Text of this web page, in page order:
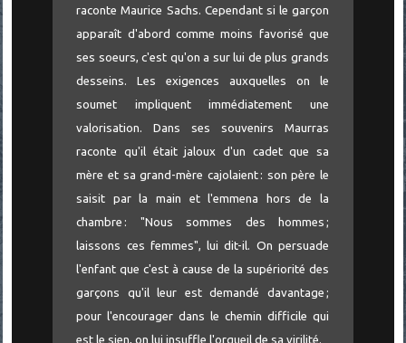
raconte Maurice Sachs. Cependant si le garçon
apparaît d'abord comme moins favorisé que
ses soeurs, c'est qu'on a sur lui de plus grands
desseins. Les exigences auxquelles on le
soumet impliquent immédiatement une
valorisation. Dans ses souvenirs Maurras
raconte qu'il était jaloux d'un cadet que sa
mère et sa grand-mère cajolaient : son père le
saisit par la main et l'emmena hors de la
chambre : "Nous sommes des hommes ;
laissons ces femmes", lui dit-il. On persuade
l'enfant que c'est à cause de la supériorité des
garçons qu'il leur est demandé davantage ;
pour l'encourager dans le chemin difficile qui
est le sien, on lui insuffle l'orgueil de sa virilité.